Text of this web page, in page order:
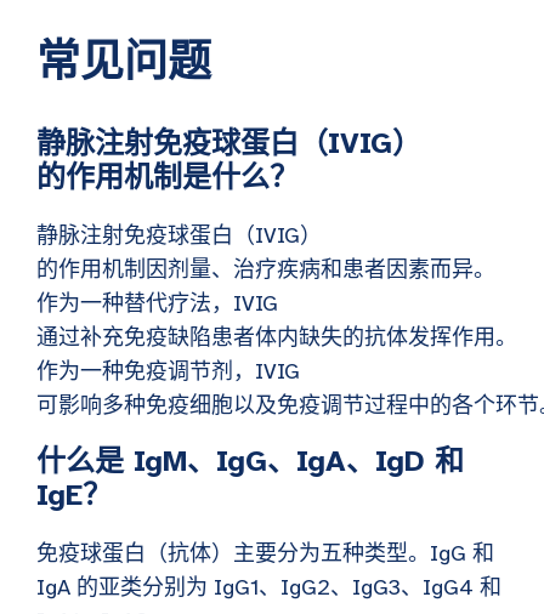
常见问题
静脉注射免疫球蛋白（IVIG）
的作用机制是什么？
静脉注射免疫球蛋白（IVIG）
的作用机制因剂量、治疗疾病和患者因素而异。
作为一种替代疗法，IVIG
通过补充免疫缺陷患者体内缺失的抗体发挥作用。
作为一种免疫调节剂，IVIG
可影响多种免疫细胞以及免疫调节过程中的各个环
什么是 IgM、IgG、IgA、IgD 和
IgE？
免疫球蛋白（抗体）主要分为五种类型。IgG 和
IgA 的亚类分别为 IgG1、IgG2、IgG3、IgG4 和